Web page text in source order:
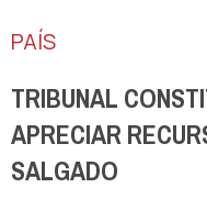
PAÍS
TRIBUNAL
APRECIAR
SALGADO